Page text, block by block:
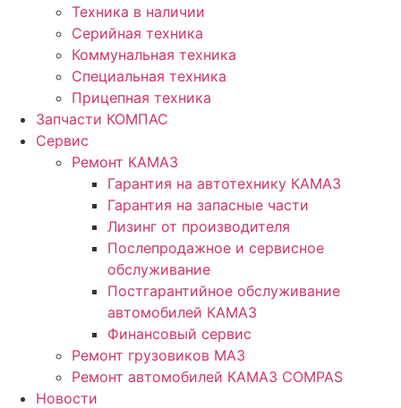
Техника в наличии
Серийная техника
Коммунальная техника
Специальная техника
Прицепная техника
Запчасти КОМПАС
Сервис
Ремонт КАМАЗ
Гарантия на автотехнику КАМАЗ
Гарантия на запасные части
Лизинг от производителя
Послепродажное и сервисное
обслуживание
Постгарантийное обслуживание
автомобилей КАМАЗ
Финансовый сервис
Ремонт грузовиков МАЗ
Ремонт автомобилей КАМАЗ COMPAS
Новости